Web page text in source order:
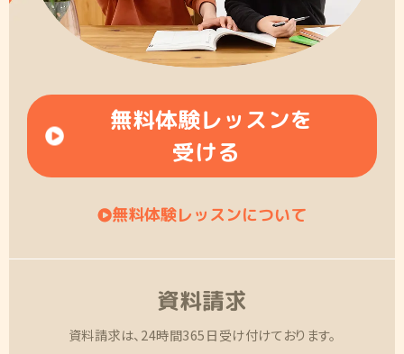
無料体験レッスンを
受ける
無料体験レッスンについて
資料請求
資料請求は、24時間365日受け付けております。